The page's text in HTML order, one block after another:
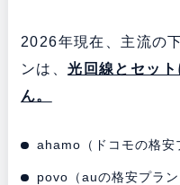
2026年現在、主流の
ンは、光回線とセッ
ん。
ahamo（ドコモの格安
povo（auの格安プラン